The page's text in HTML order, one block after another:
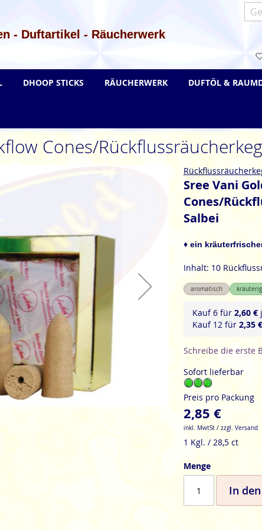
- Duftartikel - Räucherwerk
Cones/
Sree Vani
Cones/
Salbei
♦ ein
Inhalt: 10
aromatisch kräuterig
Kauf 6 für 2,60 €
Kauf 12 für 2,35 €
Schreibe die erste
Sofort lieferbar
Preis pro Packung
2,85 €
inkl. MwtSt / zzgl. Versand
1 Kgl. / 28,5 ct
Menge
In
DHOOP STICKS RÄUCHERWERK DUFTÖL &